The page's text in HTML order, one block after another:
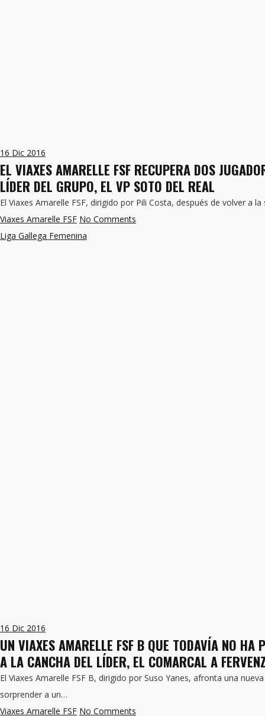
16 Dic 2016
EL VIAXES AMARELLE FSF RECUPERA DOS
LÍDER DEL GRUPO, EL VP SOTO DEL REAL
El Viaxes Amarelle FSF, dirigido por Pili Costa, después de volver a
Viaxes Amarelle FSF No Comments
Liga Gallega Femenina
16 Dic 2016
UN VIAXES AMARELLE FSF B QUE TODAVÍA NO HA
A LA CANCHA DEL LÍDER, EL COMARCAL A
El Viaxes Amarelle FSF B, dirigido por Suso Yanes, afronta una
sorprender a un…
Viaxes Amarelle FSF No Comments